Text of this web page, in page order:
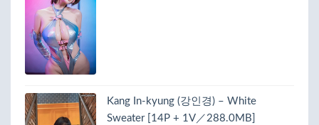
Kang In-kyung (강인경) – White
Sweater [14P + 1V／288.0MB]